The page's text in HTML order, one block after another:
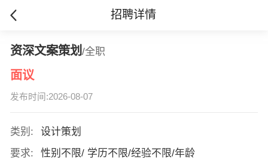
招聘详情
资深文案策划 /全职
面议
发布时间:2026-08-07
类别:
设计策划
要求:
性别不限/ 学历不限/经验不限/年龄